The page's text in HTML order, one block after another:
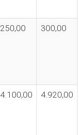
250,00 300,00
4.100,00 4.920,00